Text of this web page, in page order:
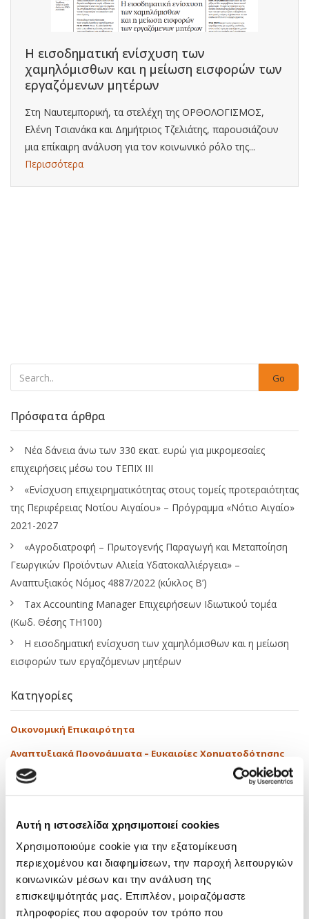
Αυτή η ιστοσελίδα χρησιμοποιεί cookies
Χρησιμοποιούμε cookie για την εξατομίκευση
περιεχομένου και διαφημίσεων, την παροχή λειτουργιών
κοινωνικών μέσων και την ανάλυση της
επισκεψιμότητάς μας. Επιπλέον, μοιραζόμαστε
πληροφορίες που αφορούν τον τρόπο που
Η εισοδηματική ενίσχυση των
χαμηλόμισθων και η μείωση εισφορών των
εργαζόμενων μητέρων
Στη Ναυτεμπορική, τα στελέχη της ΟΡΘΟΛΟΓΙΣΜΟΣ,
Ελένη Τσιανάκα και Δημήτριος Τζελιάτης, παρουσιάζουν
μια επίκαιρη ανάλυση για τον κοινωνικό ρόλο της...
Περισσότερα
Go
Πρόσφατα άρθρα
Νέα δάνεια άνω των 330 εκατ. ευρώ για μικρομεσαίες
επιχειρήσεις μέσω του ΤΕΠΙΧ ΙΙΙ
«Ενίσχυση επιχειρηματικότητας στους τομείς προτεραιότητας
της Περιφέρειας Νοτίου Αιγαίου» – Πρόγραμμα «Νότιο Αιγαίο»
2021-2027
«Αγροδιατροφή – Πρωτογενής Παραγωγή και Μεταποίηση
Γεωργικών Προϊόντων Αλιεία Υδατοκαλλιέργεια» –
Αναπτυξιακός Νόμος 4887/2022 (κύκλος Β’)
Tax Accounting Manager Επιχειρήσεων Ιδιωτικού τομέα
(Κωδ. Θέσης ΤΗ100)
Η εισοδηματική ενίσχυση των χαμηλόμισθων και η μείωση
εισφορών των εργαζόμενων μητέρων
Κατηγορίες
Οικονομική Επικαιρότητα
Αναπτυξιακά Προγράμματα – Ευκαιρίες Χρηματοδότησης
Εκπαιδευτικά
Media
Νόμοι – Εγκύκλιοι
Tags